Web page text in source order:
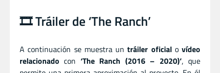
🎞️ Tráiler de ‘The Ranch’
A continuación se muestra untráiler oficialo vídeo
relacionado con ‘The Ranch (2016 – 2020)’, que